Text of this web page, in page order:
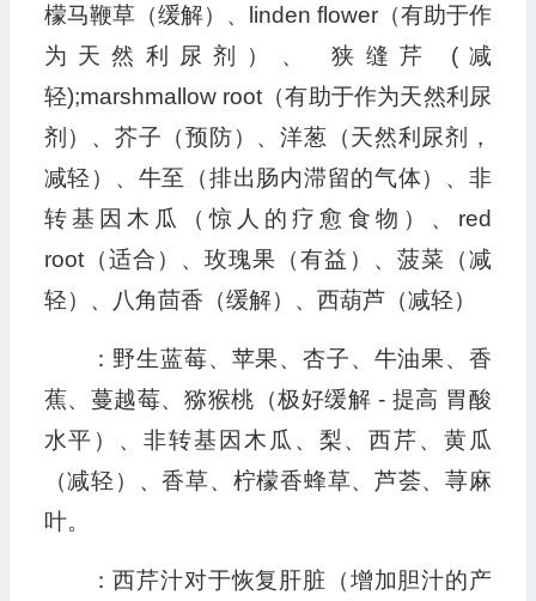
檬马鞭草（缓解）、linden flower（有助于作
为天然利尿剂）、 狭缝芹 (减
轻);marshmallow root（有助于作为天然利尿
剂）、芥子（预防）、洋葱（天然利尿剂，
减轻）、牛至（排出肠内滞留的气体）、非
转基因木瓜（惊人的疗愈食物）、red
root（适合）、玫瑰果（有益）、菠菜（减
轻）、八角茴香（缓解）、西葫芦（减轻）
：野生蓝莓、苹果、杏子、牛油果、香
蕉、蔓越莓、猕猴桃（极好缓解 - 提高 胃酸
水平）、非转基因木瓜、梨、西芹、黄瓜
（减轻）、香草、柠檬香蜂草、芦荟、荨麻
叶。
：西芹汁对于恢复肝脏（增加胆汁的产